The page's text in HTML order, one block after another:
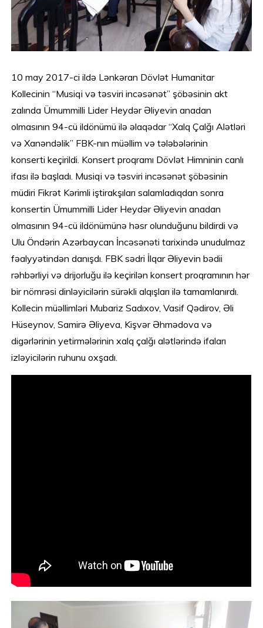
10 may 2017-ci ildə Lənkəran Dövlət Humanitar
Kollecinin “Musiqi və təsviri incəsənət” şöbəsinin akt
zalında Ümummilli Lider Heydər Əliyevin anadan
olmasının 94-cü ildönümü ilə əlaqədar “Xalq Çalğı Alətləri
və Xanəndəlik” FBK-nın müəllim və tələbələrinin
konserti keçirildi. Konsert proqramı Dövlət Himninin canlı
ifası ilə başladı. Musiqi və təsviri incəsənət şöbəsinin
müdiri Fikrət Kərimli iştirakşıları salamladıqdan sonra
konsertin Ümummilli Lider Heydər Əliyevin anadan
olmasının 94-cü ildönümünə həsr olunduğunu bildirdi və
Ulu Öndərin Azərbaycan İncəsənəti tarixində unudulmaz
fəalyyətindən danışdı. FBK sədri İlqar Əliyevin bədii
rəhbərliyi və drijorluğu ilə keçirilən konsert proqramının hər
bir nömrəsi dinləyicilərin sürəkli alqışları ilə tamamlanırdı.
Kollecin müəllimləri Mubariz Sadıxov, Vasif Qədirov, Əli
Hüseynov, Samirə Əliyeva, Kişvər Əhmədova və
digərlərinin yetirmələrinin xalq çalğı alətlərində ifaları
izləyicilərin ruhunu oxşadı.